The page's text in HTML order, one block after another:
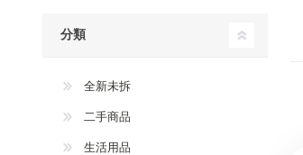
分類
全新未拆
二手商品
生活用品